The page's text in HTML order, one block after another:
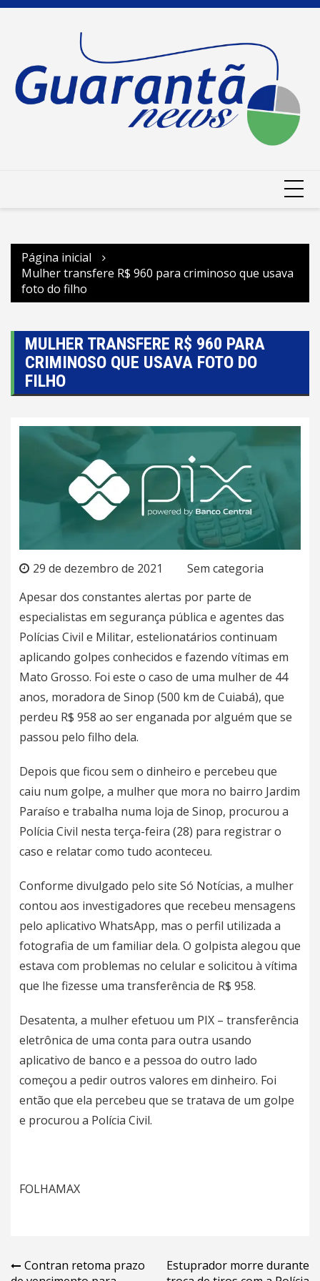
Ir
Página inicial
Mulher transfere R$ 960 para criminoso que usava
foto do filho
MULHER TRANSFERE R$ 960 PARA
CRIMINOSO QUE USAVA FOTO DO
FILHO
29 de dezembro de 2021
Sem categoria
Apesar dos constantes alertas por parte de
especialistas em segurança pública e agentes das
Polícias Civil e Militar, estelionatários continuam
aplicando golpes conhecidos e fazendo vítimas em
Mato Grosso. Foi este o caso de uma mulher de 44
anos, moradora de Sinop (500 km de Cuiabá), que
perdeu R$ 958 ao ser enganada por alguém que se
passou pelo filho dela.
Depois que ficou sem o dinheiro e percebeu que
caiu num golpe, a mulher que mora no bairro Jardim
Paraíso e trabalha numa loja de Sinop, procurou a
Polícia Civil nesta terça-feira (28) para registrar o
caso e relatar como tudo aconteceu.
Conforme divulgado pelo site Só Notícias, a mulher
contou aos investigadores que recebeu mensagens
pelo aplicativo WhatsApp, mas o perfil utilizada a
fotografia de um familiar dela. O golpista alegou que
estava com problemas no celular e solicitou à vítima
que lhe fizesse uma transferência de R$ 958.
Desatenta, a mulher efetuou um PIX – transferência
eletrônica de uma conta para outra usando
aplicativo de banco e a pessoa do outro lado
começou a pedir outros valores em dinheiro. Foi
então que ela percebeu que se tratava de um golpe
e procurou a Polícia Civil.
FOLHAMAX
Navegação
Contran retoma prazo
Estuprador morre durante